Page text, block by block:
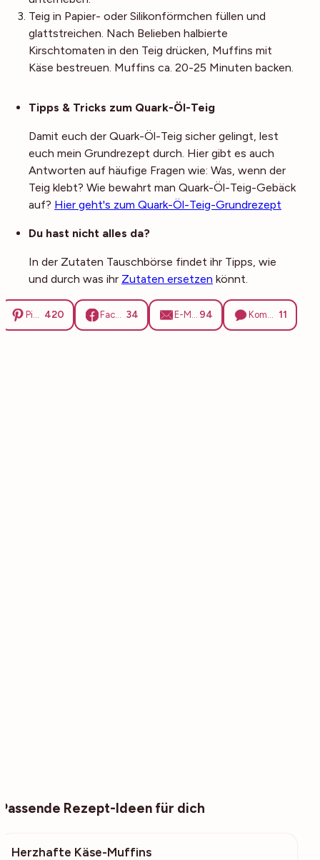
Teig in Papier- oder Silikonförmchen füllen und
glattstreichen. Nach Belieben halbierte
Kirschtomaten in den Teig drücken, Muffins mit
Käse bestreuen. Muffins ca. 20-25 Minuten backen.
Tipps & Tricks zum Quark-Öl-Teig
Damit euch der Quark-Öl-Teig sicher gelingt, lest
euch mein Grundrezept durch. Hier gibt es auch
Antworten auf häufige Fragen wie: Was, wenn der
Teig klebt? Wie bewahrt man Quark-Öl-Teig-Gebäck
auf? Hier geht's zum Quark-Öl-Teig-Grundrezept
Du hast nicht alles da?
In der Zutaten Tauschbörse findet ihr Tipps, wie
und durch was ihr Zutaten ersetzen könnt.
420 34 94 11
Passende Rezept-Ideen für dich
Herzhafte Käse-Muffins